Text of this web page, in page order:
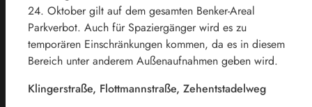
24. Oktober gilt auf dem gesamten Benker-Areal
Parkverbot. Auch für Spaziergänger wird es zu
temporären Einschränkungen kommen, da es in diesem
Bereich unter anderem Außenaufnahmen geben wird.
Klingerstraße, Flottmannstraße, Zehentstadelweg